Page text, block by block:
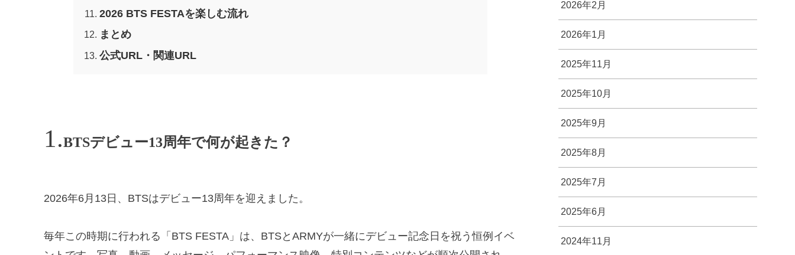
2026 BTS FESTAを楽しむ流れ
まとめ
公式URL・関連URL
BTSデビュー13周年で何が起きた？
2026年6月13日、BTSはデビュー13周年を迎えました。
毎年この時期に行われる「BTS FESTA」は、BTSとARMYが一緒にデビュー記念日を祝う恒例イベ
2026年2月
2026年1月
2025年11月
2025年10月
2025年9月
2025年8月
2025年7月
2025年6月
2024年11月